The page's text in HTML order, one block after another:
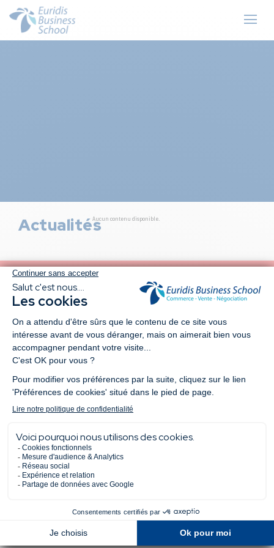
ActualitésAucun contenu disponible.
Me pré-inscrire
au concours
Candidater
Questions fréquentes
Demander la brochure